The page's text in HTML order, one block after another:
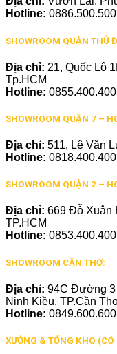
Hotline: 0886.500.500
SHOWROOM QUẬN THỦ
Địa chỉ: 21, Quốc Lộ
Tp.HCM
Hotline: 0855.400.400
SHOWROOM QUẬN 7 –
Địa chỉ: 511, Lê Văn
Hotline: 0818.400.400
SHOWROOM QUẬN 2 –
Địa chỉ: 669 Đỗ Xuân
TP.HCM
Hotline: 0853.400.400
SHOWROOM CẦN THƠ:
Địa chỉ: 94C Đường 3
Ninh Kiều, TP.Cần
Hotline: 0849.600.600
XƯỞNG & TỔNG KHO